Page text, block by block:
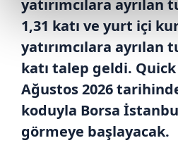
yatırımcılara ayrılan
1,31 katı ve yurt içi
yatırımcılara ayrılan
katı talep geldi.
Ağustos 2026
koduyla Borsa
görmeye başlayacak.